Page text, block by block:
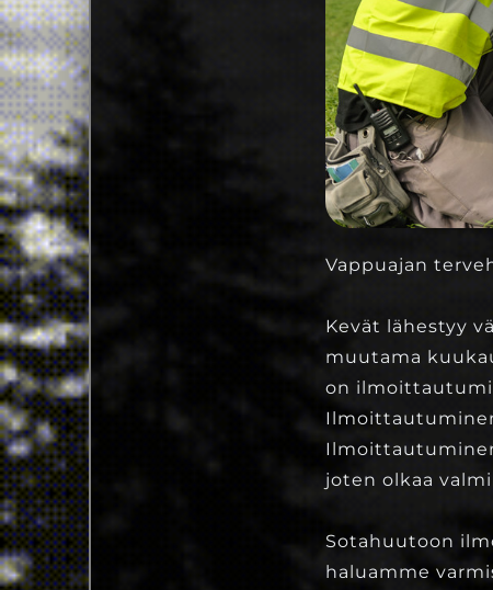
Vappuajan
Kevät lähestyy
muutama
on
joten olkaa
Sotahuutoon
haluamme